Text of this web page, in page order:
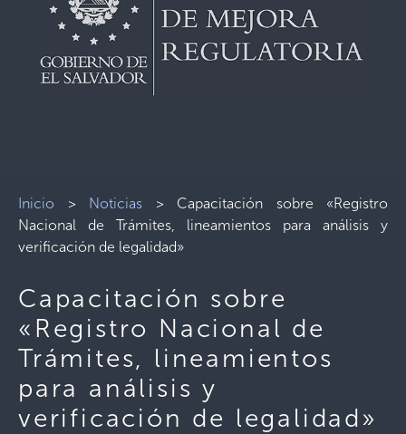
Inicio > Noticias > Capacitación sobre «Registro
Nacional de Trámites, lineamientos para análisis y
verificación de legalidad»
Capacitación sobre
«Registro Nacional de
Trámites, lineamientos
para análisis y
verificación de legalidad»